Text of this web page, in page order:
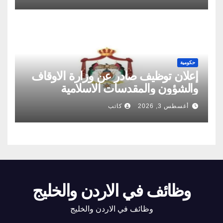
حكومية
إعلان توظيف صادر عن وزارة الاوقاف
والشؤون والمقدسات الاسلامية
أغسطس 3, 2026 كاتب
وظائف في الاردن والخليج
وظائف في الاردن والخليج